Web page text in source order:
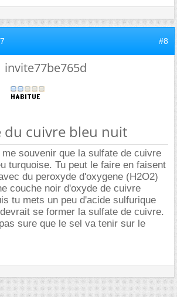
#8
invite77be765d
du cuivre bleu nuit
souvenir que la sulfate de cuivre
turquoise. Tu peut le faire en faisent
du peroxyde d'oxygene (H2O2)
couche noir d'oxyde de cuivre
tu mets un peu d'acide sulfurique
se former la sulfate de cuivre.
sure que le sel va tenir sur le